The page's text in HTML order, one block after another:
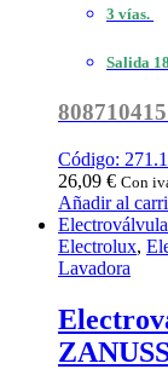
3 vías.
Salida
Código:
26,09 € Con
Añadir al
Electrolux,
Lavadora